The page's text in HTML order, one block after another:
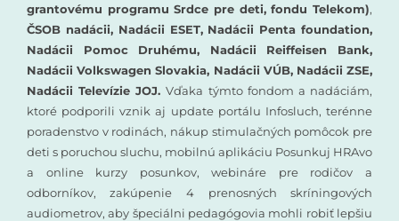
grantovému programu Srdce pre deti, fondu Telekom),
ČSOB nadácii, Nadácii ESET, Nadácii Penta foundation,
Nadácii Pomoc Druhému, Nadácii Reiffeisen Bank,
Nadácii Volkswagen Slovakia, Nadácii VÚB, Nadácii ZSE,
Nadácii Televízie JOJ.Vďaka týmto fondom a nadáciám,
ktoré podporili vznik aj update portálu Infosluch, terénne
poradenstvo v rodinách, nákup stimulačných pomôcok pre
deti s poruchou sluchu, mobilnú aplikáciu Posunkuj HRAvo
a online kurzy posunkov, webináre pre rodičov a
odborníkov, zakúpenie 4 prenosných skríningových
audiometrov, aby špeciálni pedagógovia mohli robiť lepšiu